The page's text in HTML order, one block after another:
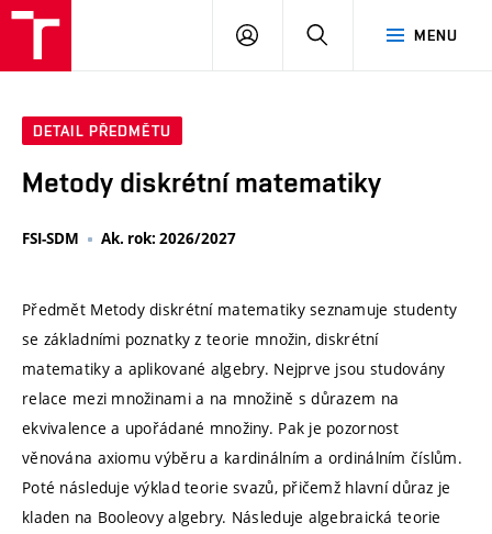
MENU
PŘIHLÁSIT
DETAIL PŘEDMĚTU
Metody diskrétní matematiky
FSI-SDM Ak. rok: 2026/2027
Předmět Metody diskrétní matematiky seznamuje studenty
se základními poznatky z teorie množin, diskrétní
matematiky a aplikované algebry. Nejprve jsou studovány
relace mezi množinami a na množině s důrazem na
ekvivalence a upořádané množiny. Pak je pozornost
věnována axiomu výběru a kardinálním a ordinálním číslům.
Poté následuje výklad teorie svazů, přičemž hlavní důraz je
kladen na Booleovy algebry. Následuje algebraická teorie